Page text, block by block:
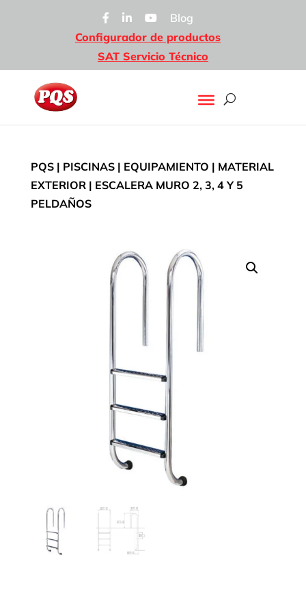
Blog
Configurador de productos
SAT Servicio Técnico
PQS| PISCINAS| EQUIPAMIENTO | MATERIAL
EXTERIOR| ESCALERA MURO 2, 3, 4 Y 5
PELDAÑOS